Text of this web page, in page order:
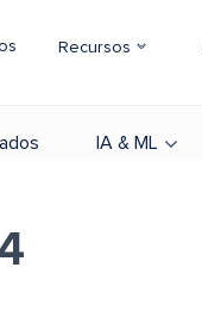
Recursos
IA & ML